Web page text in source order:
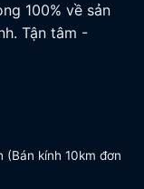
100% về sản
Tận tâm -
(Bán kính 10km đơn